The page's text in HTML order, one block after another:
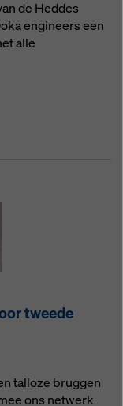
de Heddes
engineers een
alle
tweede
talloze bruggen
ons netwerk